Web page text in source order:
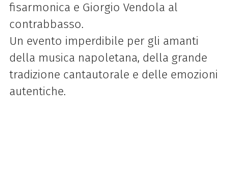
fisarmonica e Giorgio Vendola al
contrabbasso.
Un evento imperdibile per gli amanti
della musica napoletana, della grande
tradizione cantautorale e delle emozioni
autentiche.